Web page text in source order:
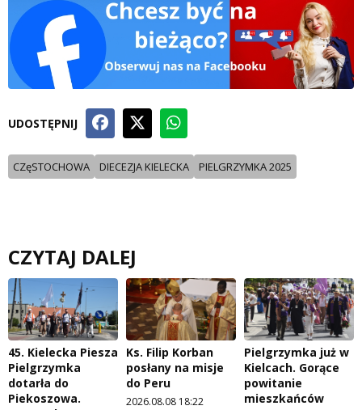
UDOSTĘPNIJ
CZęSTOCHOWA DIECEZJA KIELECKA PIELGRZYMKA 2025
CZYTAJ DALEJ
45. Kielecka Piesza
Pielgrzymka
dotarła do
Piekoszowa.
Ks. Filip Korban
posłany na misje
do Peru
2026.08.08 18:22
Pielgrzymka już w
Kielcach. Gorące
powitanie
mieszkańców